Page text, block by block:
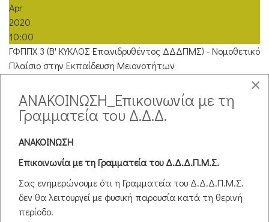
Apr
2020
10:00
ΓΦΠΠΧ 3 (Β' ΚΥΚΛΟΣ Επανιδρυθέντος ΔΔΔΠΜΣ) - Νομοθετικό
Πλαίσιο στην Εκπαίδευση Μειονοτήτων
(Β' ΚΥΚΛΟΣ Επανιδρ. ΔΔΔΠΜΣ) 1η
συνάντηση - 2η ημέρα, α' μέρος
(Β. Γραμματίκας)
Οριοθέτηση και προστασία των μειονοτήτων
Apr
2020
16:00
×
ΑΝΑΚΟΙΝΩΣΗ_Επικοινωνία με τη
Γραμματεία του Δ.Δ.Δ.
ΑΝΑΚΟΙΝΩΣΗ
Επικοινωνία με τη Γραμματεία του Δ.Δ.Δ.Π.Μ.Σ.
Σας ενημερώνουμε ότι η Γραμματεία του Δ.Δ.Δ.Π.Μ.Σ.
δεν θα λειτουργεί με φυσική παρουσία κατά τη θερινή
περίοδο.